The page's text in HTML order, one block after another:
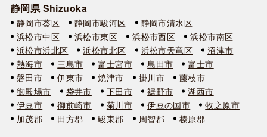
静岡県 Shizuoka
静岡市葵区 静岡市駿河区
静岡市清水区
浜松市中区
浜松市東区 浜松市西区
浜松市南区
浜松市浜北区
浜松市北区 浜松市天竜区
沼津市
熱海市
三島市 富士宮市 島田市
富士市
磐田市
伊東市 焼津市 掛川市
藤枝市
御殿場市
袋井市 下田市 裾野市
湖西市
伊豆市
御前崎市 菊川市 伊豆の国市
牧之原市
加茂郡
田方郡 駿東郡 周智郡 榛原郡